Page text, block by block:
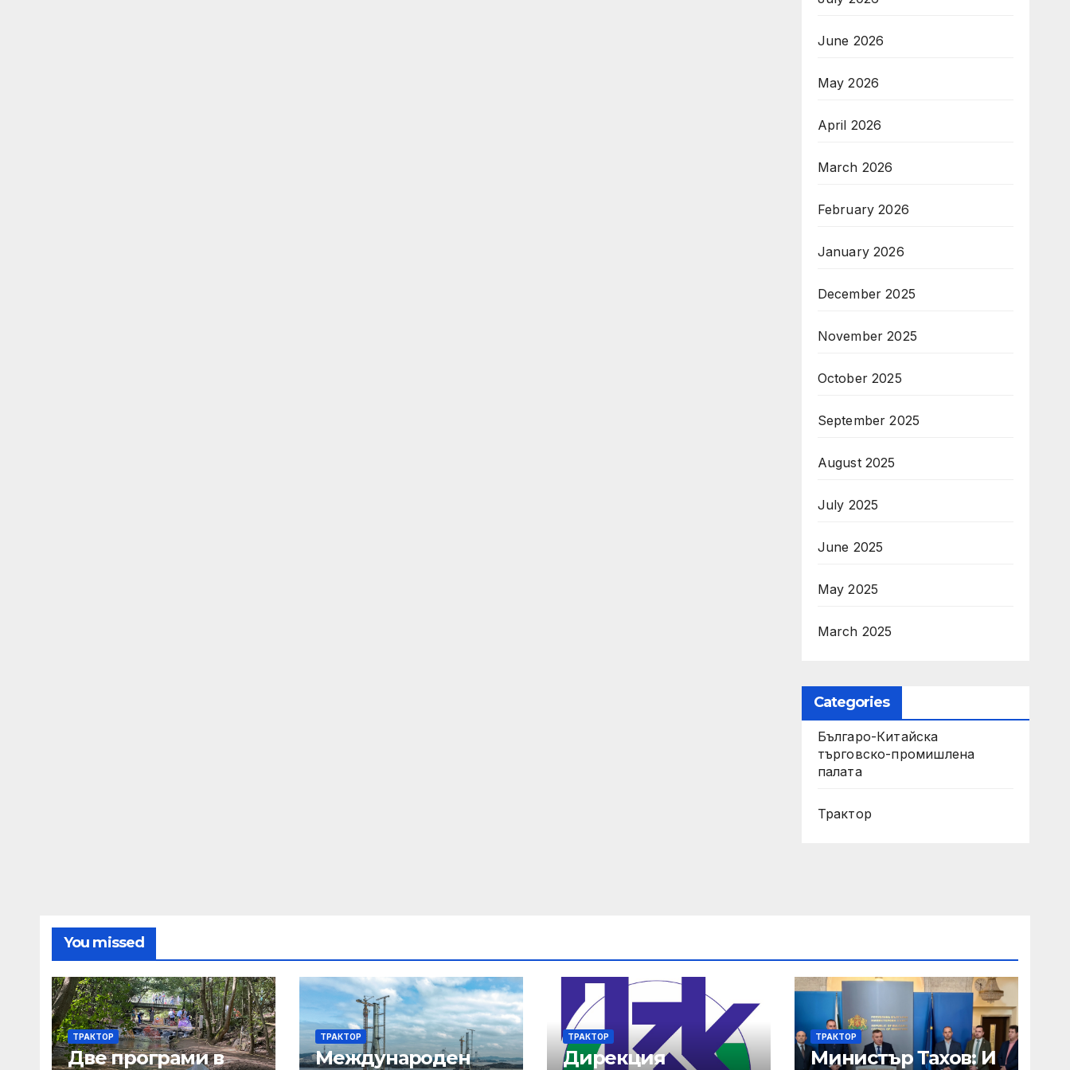
June 2026
May 2026
April 2026
March 2026
February 2026
January 2026
December 2025
November 2025
October 2025
September 2025
August 2025
July 2025
June 2025
May 2025
March 2025
Categories
Българо-Китайска
търговско-промишлена
палата
Трактор
You missed
ТРАКТОР
Две програми в
ТРАКТОР
Международен
ТРАКТОР
Дирекция
ТРАКТОР
Министър Тахов: И